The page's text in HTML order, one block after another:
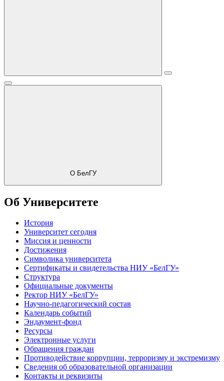
О БелГУ
Об Университете
История
Университет сегодня
Миссия и ценности
Достижения
Символика университета
Сертификаты и свидетельства НИУ «БелГУ»
Структура
Официальные документы
Ректор НИУ «БелГУ»
Научно-педагогический состав
Календарь событий
Эндаумент-фонд
Ресурсы
Электронные услуги
Обращения граждан
Противодействие коррупции, терроризму и экстремизму
Сведения об образовательной организации
Контакты и реквизиты